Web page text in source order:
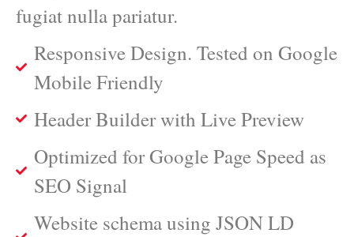
fugiat nulla pariatur.
Responsive Design. Tested on Google
Mobile Friendly
Header Builder with Live Preview
Optimized for Google Page Speed as
SEO Signal
Website schema using JSON LD